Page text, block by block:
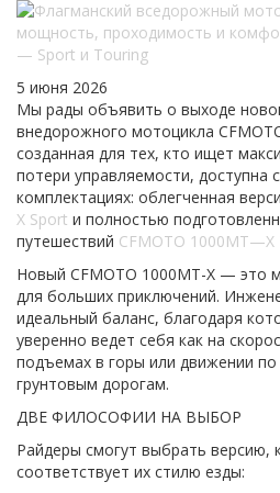
5 июня 2026
Мы рады объявить о выходе
внедорожного мотоцикла
созданная для тех, кто ищет
потери управляемости, доступна
комплектациях: облегченная
X Sport и полностью
путешествий CFMOTO 1000MT—X
Новый CFMOTO 1000MT-X — это
для больших приключений.
идеальный баланс, благодаря
уверенно ведет себя как на
подъемах в горы или движении
грунтовым дорогам.
ДВЕ ФИЛОСОФИИ НА ВЫБОР
Райдеры смогут выбрать версию,
соответствует их стилю езды: